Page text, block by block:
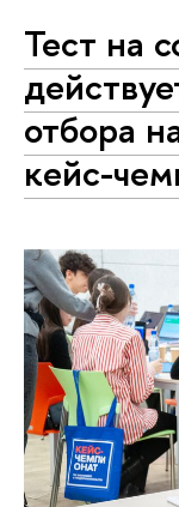
Тест на
отбора
кейс-